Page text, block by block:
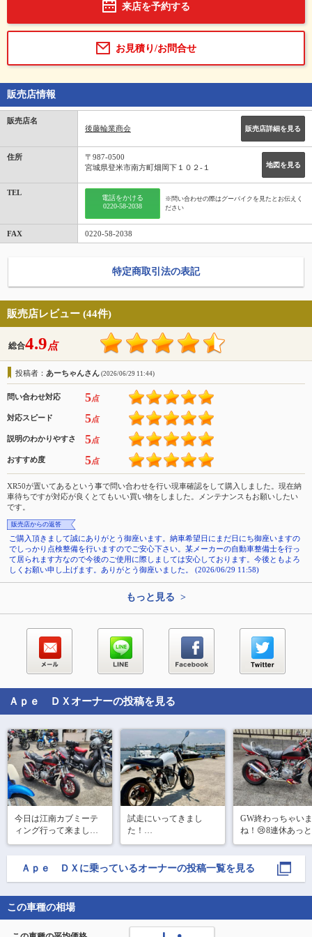
来店を予約する
お見積り/お問合せ
販売店情報
販売店名
後藤輪業商会
販売店詳細を見る
住所
地図を見る
〒987-0500
宮城県登米市南方町畑岡下１０２‐１
TEL
電話をかける
0220-58-2038
※問い合わせの際はグーバイクを見たとお伝えく
ださい
FAX 0220-58-2038
特定商取引法の表記
販売店レビュー (44件)
総合4.9点
投稿者： あーちゃんさん (2026/06/29 11:44)
問い合わせ対応 5点
対応スピード 5点
説明のわかりやすさ 5点
おすすめ度 5点
XR50が置いてあるという事で問い合わせを行い現車確認をして購入しました。現在納
車待ちですが対応が良くとてもいい買い物をしました。メンテナンスもお願いしたい
です。
販売店からの返答
ご購入頂きまして誠にありがとう御座います。納車希望日にまだ日にち御座いますの
でしっかり点検整備を行いますのでご安心下さい。某メーカーの自動車整備士を行っ
て居られます方なので今後のご使用に際しましては安心しております。今後ともよろ
しくお願い申し上げます。ありがとう御座いました。 (2026/06/29 11:58)
もっと見る >
Ａｐｅ ＤＸ オーナーの投稿を見る
今日は江南カブミーテ
ィング行って来まし
た！暑かった🥵600台以
上は来てました！昼前
に行って2時過ぎに帰り
そう💦
試走にいってきまし
た！
前々からやりたかった
ドラムブレーキをディ
スク化して、
GW終わっちゃい
ね！😢8連休あっ
間！5月3日に四日
のほづみバーガー
ーティングに行っ
たぐらいでした。
Ａｐｅ ＤＸ に乗っているオーナーの投稿一覧を見る
この車種の相場